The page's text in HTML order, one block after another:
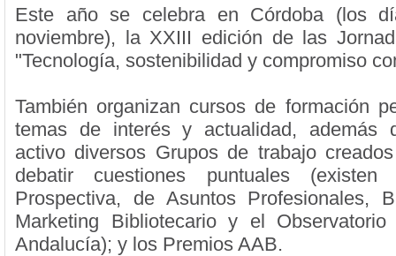
Este año se celebra en Córdoba (los
noviembre), la XXIII edición de las
"Tecnología, sostenibilidad y compromiso
También organizan cursos de formación
temas de interés y actualidad, además
activo diversos Grupos de trabajo
debatir cuestiones puntuales
Prospectiva, de Asuntos Profesionales,
Marketing Bibliotecario y el
Andalucía); y los Premios AAB.